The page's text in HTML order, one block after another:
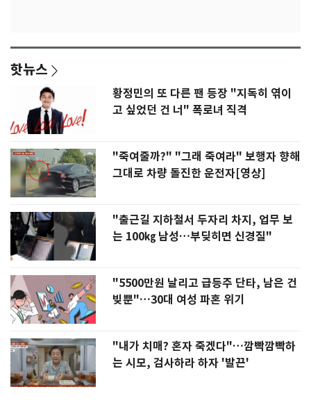
핫뉴스
황정민의 또 다른 팬 등장 "지독히 엮이
고 싶었던 건 너" 폭로녀 직격
"죽여줄까?" "그래 죽여라" 보행자 향해
그대로 차량 돌진한 운전자[영상]
"출근길 지하철서 두자리 차지, 업무 보
는 100㎏ 남성…부딪히면 신경질"
"5500만원 날리고 급등주 단타, 남은 건
빚뿐"…30대 여성 파혼 위기
"내가 치매? 혼자 죽겠다"…깜빡깜빡하
는 시모, 검사하라 하자 '발끈'